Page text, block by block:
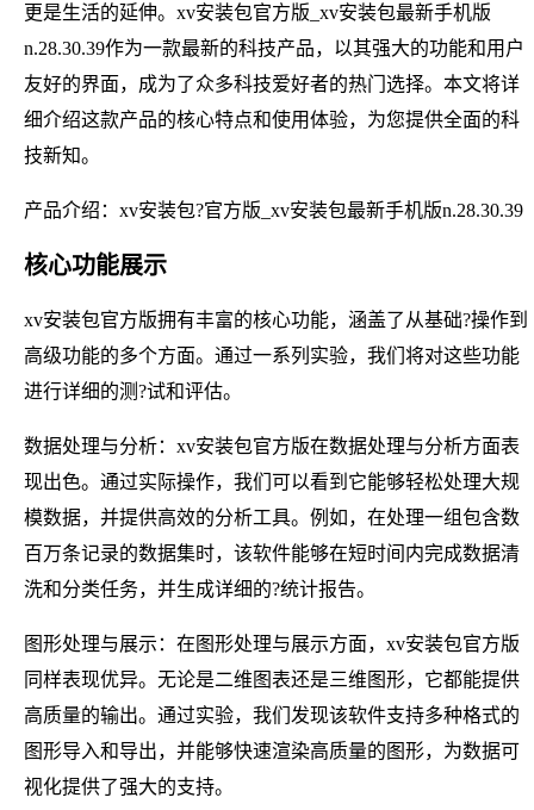
更是生活的延伸。xv安装包官方版_xv安装包最新手机版
n.28.30.39作为一款最新的科技产品，以其强大的功能和用户
友好的界面，成为了众多科技爱好者的热门选择。本文将详
细介绍这款产品的核心特点和使用体验，为您提供全面的科
技新知。
产品介绍：xv安装包?官方版_xv安装包最新手机版n.28.30.39
核心功能展示
xv安装包官方版拥有丰富的核心功能，涵盖了从基础?操作到
高级功能的多个方面。通过一系列实验，我们将对这些功能
进行详细的测?试和评估。
数据处理与分析：xv安装包官方版在数据处理与分析方面表
现出色。通过实际操作，我们可以看到它能够轻松处理大规
模数据，并提供高效的分析工具。例如，在处理一组包含数
百万条记录的数据集时，该软件能够在短时间内完成数据清
洗和分类任务，并生成详细的?统计报告。
图形处理与展示：在图形处理与展示方面，xv安装包官方版
同样表现优异。无论是二维图表还是三维图形，它都能提供
高质量的输出。通过实验，我们发现该软件支持多种格式的
图形导入和导出，并能够快速渲染高质量的图形，为数据可
视化提供了强大的支持。